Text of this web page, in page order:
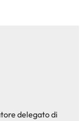
delegato di